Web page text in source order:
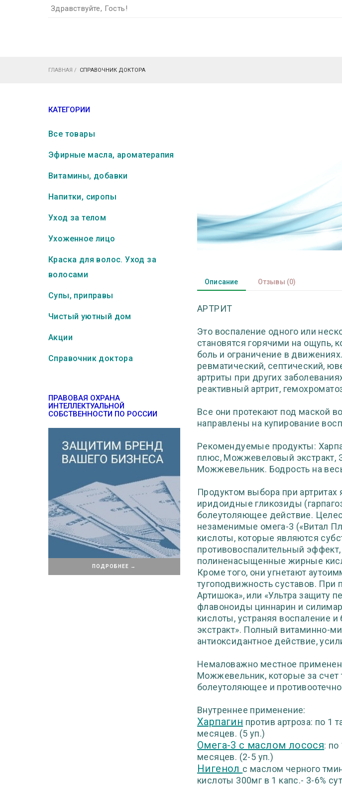
Здравствуйте, Гость!
ГЛАВНАЯ / СПРАВОЧНИК ДОКТОРА
Описание Отзывы (0)
АРТРИТ
Это воспаление одного или
становятся горячими на ощупь,
боль и ограничение в
ревматический, септический,
артриты при других
реактивный артрит,
Все они протекают под маской
направлены на купирование
Рекомендуемые продукты:
плюс, Можжевеловый экстракт,
Можжевельник. Бодрость на
Продуктом выбора при
иридоидные гликозиды
болеутоляющее действие.
незаменимые омега-3 («Витал
кислоты, которые являются
противовоспалительный
полиненасыщенные жирные
Кроме того, они угнетают
тугоподвижность суставов. При
Артишока», или «Ультра защиту
флавоноиды циннарин и
кислоты, устраняя воспаление
экстракт». Полный витаминно-
антиоксидантное действие,
Немаловажно местное
Можжевельник, которые за
болеутоляющее и
Внутреннее применение:
Харпагин против артроза: по 1
месяцев. (5 уп.)
Омега-3 с маслом лосося: по
месяцев. (2-5 уп.)
Нигенол с маслом черного
кислоты 300мг в 1 капс.- 3-6%
КАТЕГОРИИ
Все товары
Эфирные масла, ароматерапия
Витамины, добавки
Напитки, сиропы
Уход за телом
Ухоженное лицо
Краска для волос. Уход за
волосами
Супы, приправы
Чистый уютный дом
Акции
Справочник доктора
ПРАВОВАЯ ОХРАНА
ИНТЕЛЛЕКТУАЛЬНОЙ
СОБСТВЕННОСТИ ПО РОССИИ
ПОДРОБНЕЕ →